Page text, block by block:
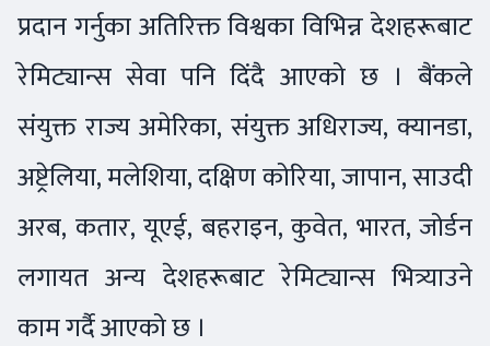
प्रदान गर्नुका अतिरिक्त विश्वका विभिन्न देशहरूबाट
रेमिट्यान्स सेवा पनि दिंदै आएको छ । बैंकले
संयुक्त राज्य अमेरिका, संयुक्त अधिराज्य, क्यानडा,
अष्ट्रेलिया, मलेशिया, दक्षिण कोरिया, जापान, साउदी
अरब, कतार, यूएई, बहराइन, कुवेत, भारत, जोर्डन
लगायत अन्य देशहरूबाट रेमिट्यान्स भित्र्याउने
काम गर्दै आएको छ ।